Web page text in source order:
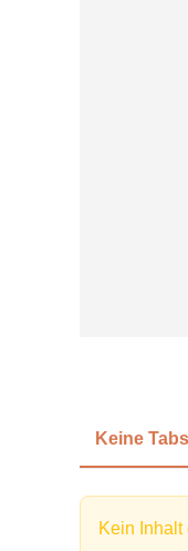
Keine Tabs
Kein Inhalt